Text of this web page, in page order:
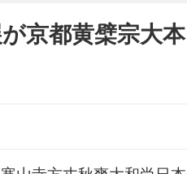
京都黄檗宗大本